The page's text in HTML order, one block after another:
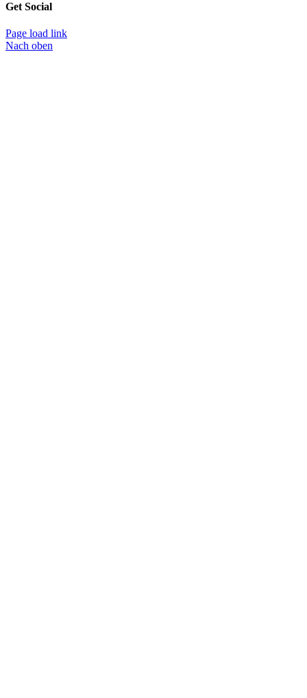
Get Social
Page load link
Nach oben